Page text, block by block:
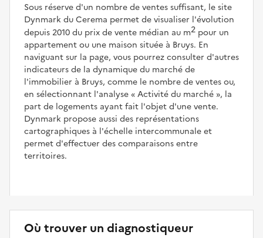
Sous réserve d'un nombre de ventes suffisant, le site
Dynmark du Cerema permet de visualiser l'évolution
depuis 2010 du prix de vente médian au m2 pour un
appartement ou une maison située à Bruys. En
naviguant sur la page, vous pourrez consulter d'autres
indicateurs de la dynamique du marché de
l'immobilier à Bruys, comme le nombre de ventes ou,
en sélectionnant l'analyse
Activité du marché , la
part de logements ayant fait l'objet d'une vente.
Dynmark propose aussi des représentations
cartographiques à l'échelle intercommunale et
permet d'effectuer des comparaisons entre
territoires.
Où trouver un diagnostiqueur